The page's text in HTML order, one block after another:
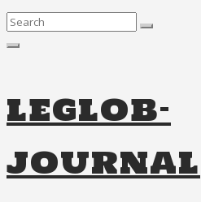
Search
leglob-
journal